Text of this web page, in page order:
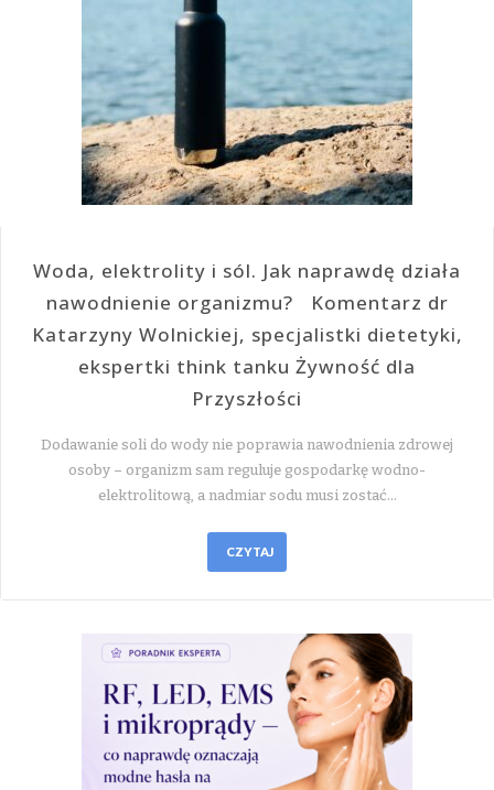
Woda, elektrolity i sól. Jak naprawdę działa
nawodnienie organizmu? Komentarz dr
Katarzyny Wolnickiej, specjalistki dietetyki,
ekspertki think tanku Żywność dla
Przyszłości
Dodawanie soli do wody nie poprawia nawodnienia zdrowej
osoby – organizm sam reguluje gospodarkę wodno-
elektrolitową, a nadmiar sodu musi zostać…
CZYTAJ